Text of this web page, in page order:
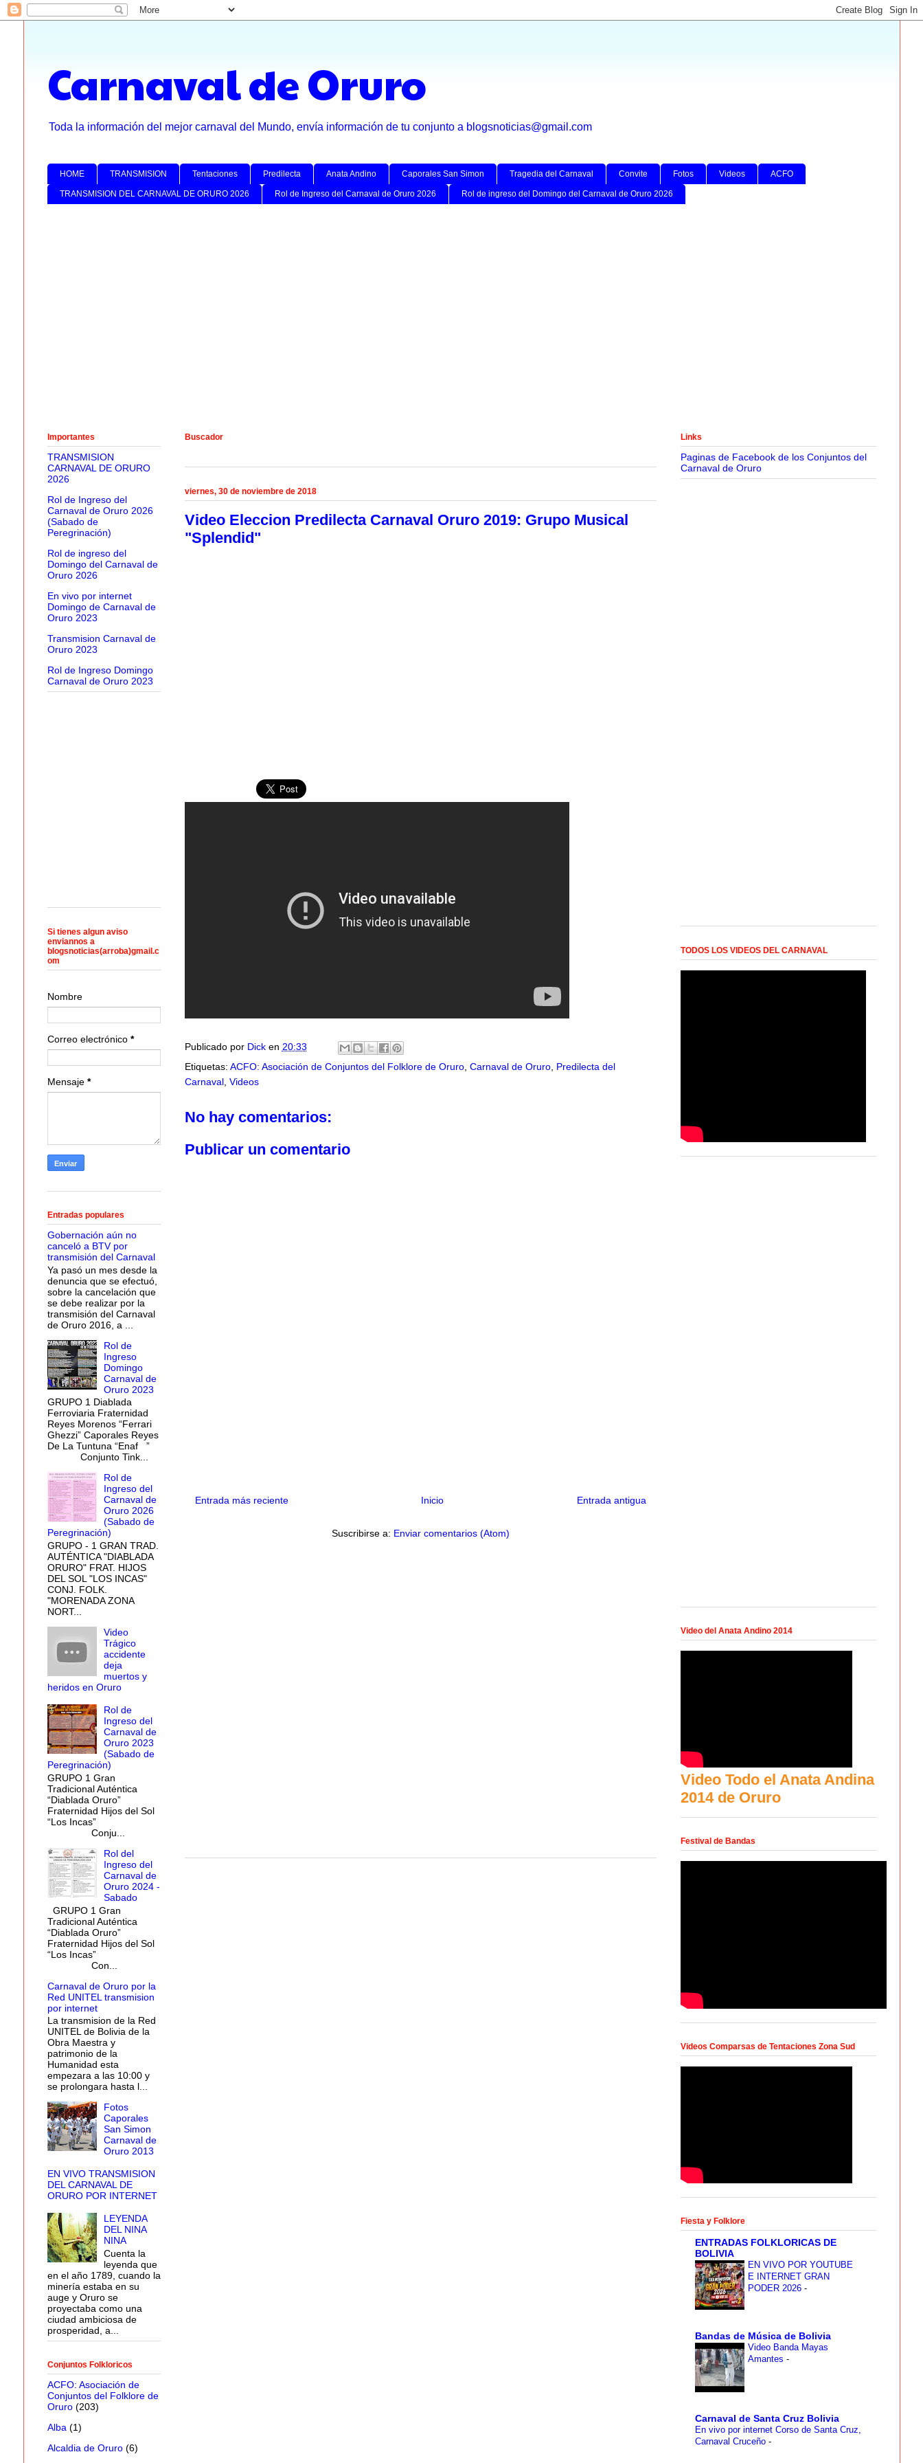
Carnaval de Oruro
Toda la información del mejor carnaval del Mundo, envía información de tu conjunto a blogsnoticias@gmail.com
HOME TRANSMISION Tentaciones Predilecta Anata Andino Caporales San Simon Tragedia del Carnaval Convite Fotos Videos ACFO
TRANSMISION DEL CARNAVAL DE ORURO 2026 Rol de Ingreso del Carnaval de Oruro 2026 Rol de ingreso del Domingo del Carnaval de Oruro 2026
Buscador
viernes, 30 de noviembre de 2018
Video Eleccion Predilecta Carnaval Oruro 2019: Grupo Musical
"Splendid"
Publicado por Dick en 20:33
Etiquetas: ACFO: Asociación de Conjuntos del Folklore de Oruro, Carnaval de Oruro, Predilecta del
Carnaval, Videos
No hay comentarios:
Publicar un comentario
Entrada más reciente Entrada antigua
Inicio
Suscribirse a: Enviar comentarios (Atom)
Importantes
TRANSMISION
CARNAVAL DE ORURO
2026
Rol de Ingreso del
Carnaval de Oruro 2026
(Sabado de
Peregrinación)
Rol de ingreso del
Domingo del Carnaval de
Oruro 2026
En vivo por internet
Domingo de Carnaval de
Oruro 2023
Transmision Carnaval de
Oruro 2023
Rol de Ingreso Domingo
Carnaval de Oruro 2023
Si tienes algun aviso
enviannos a
blogsnoticias(arroba)gmail.c
om
Nombre
Correo electrónico *
Mensaje *
Entradas populares
Gobernación aún no
canceló a BTV por
transmisión del Carnaval
Ya pasó un mes desde la
denuncia que se efectuó,
sobre la cancelación que
se debe realizar por la
transmisión del Carnaval
de Oruro 2016, a ...
Rol de
Ingreso
Domingo
Carnaval de
Oruro 2023
GRUPO 1 Diablada
Ferroviaria Fraternidad
Reyes Morenos “Ferrari
Ghezzi” Caporales Reyes
De La Tuntuna “Enaf ”
Conjunto Tink...
Rol de
Ingreso del
Carnaval de
Oruro 2026
(Sabado de
Peregrinación)
GRUPO - 1 GRAN TRAD.
AUTÉNTICA "DIABLADA
ORURO" FRAT. HIJOS
DEL SOL "LOS INCAS"
CONJ. FOLK.
"MORENADA ZONA
NORT...
Video
Trágico
accidente
deja
muertos y
heridos en Oruro
Rol de
Ingreso del
Carnaval de
Oruro 2023
(Sabado de
Peregrinación)
GRUPO 1 Gran
Tradicional Auténtica
“Diablada Oruro”
Fraternidad Hijos del Sol
“Los Incas”
Conju...
Rol del
Ingreso del
Carnaval de
Oruro 2024 -
Sabado
GRUPO 1 Gran
Tradicional Auténtica
“Diablada Oruro”
Fraternidad Hijos del Sol
“Los Incas”
Con...
Carnaval de Oruro por la
Red UNITEL transmision
por internet
La transmision de la Red
UNITEL de Bolivia de la
Obra Maestra y
patrimonio de la
Humanidad esta
empezara a las 10:00 y
se prolongara hasta l...
Fotos
Caporales
San Simon
Carnaval de
Oruro 2013
EN VIVO TRANSMISION
DEL CARNAVAL DE
ORURO POR INTERNET
LEYENDA
DEL NINA
NINA
Cuenta la
leyenda que
en el año 1789, cuando la
minería estaba en su
auge y Oruro se
proyectaba como una
ciudad ambiciosa de
prosperidad, a...
Conjuntos Folkloricos
ACFO: Asociación de
Conjuntos del Folklore de
Oruro (203)
Alba (1)
Alcaldia de Oruro (6)
Links
Paginas de Facebook de los Conjuntos del
Carnaval de Oruro
TODOS LOS VIDEOS DEL CARNAVAL
Video del Anata Andino 2014
Video Todo el Anata Andina
2014 de Oruro
Festival de Bandas
Videos Comparsas de Tentaciones Zona Sud
Fiesta y Folklore
ENTRADAS FOLKLORICAS DE
BOLIVIA
EN VIVO POR YOUTUBE
E INTERNET GRAN
PODER 2026 -
Bandas de Música de Bolivia
Video Banda Mayas
Amantes -
Carnaval de Santa Cruz Bolivia
En vivo por internet Corso de Santa Cruz,
Carnaval Cruceño -